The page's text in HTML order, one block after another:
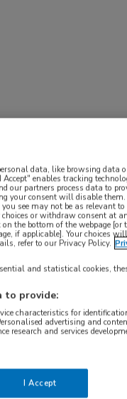
hartfalen met
niet tot
termijn. De
ook vooral
behandelen van
data, like browsing data
enables tracking
our partners process data to
your consent will disable
see may not be as relevant to
or withdraw consent at
the bottom of the webpage [or
if applicable]. Your choices will
refer to our Privacy Policy.
and statistical cookies,
to provide:
characteristics for
advertising and
research and services
I Accept